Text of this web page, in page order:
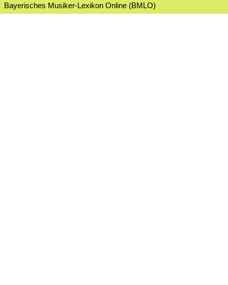
Bayerisches Musiker-Lexikon Online (BMLO)